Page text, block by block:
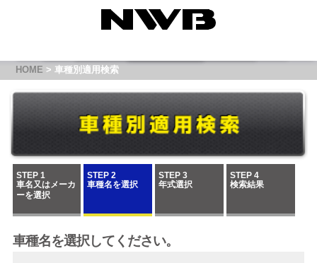
HOME > 車種別適用検索
STEP 1
車名又はメーカ
ーを選択
STEP 2
車種名を選択
STEP 3
年式選択
STEP 4
検索結果
車種名を選択してください。